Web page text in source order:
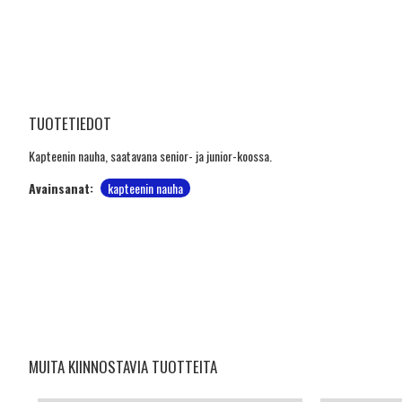
TUOTETIEDOT
Kapteenin nauha, saatavana senior- ja junior-koossa.
Avainsanat:
kapteenin nauha
MUITA KIINNOSTAVIA TUOTTEITA